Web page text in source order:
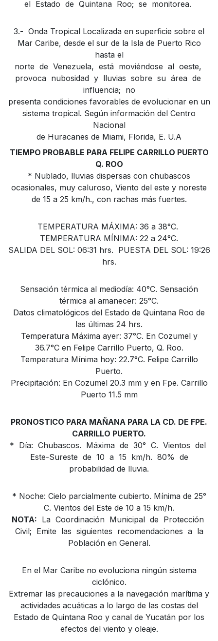
el Estado de Quintana Roo; se monitorea.
3.- Onda Tropical Localizada en superficie sobre el
Mar Caribe, desde el sur de la Isla de Puerto Rico
hasta el
norte de Venezuela, está moviéndose al oeste,
provoca nubosidad y lluvias sobre su área de
influencia; no
presenta condiciones favorables de evolucionar en un
sistema tropical. Según información del Centro
Nacional
de Huracanes de Miami, Florida, E. U.A
TIEMPO PROBABLE PARA FELIPE CARRILLO PUERTO
Q. ROO
* Nublado, lluvias dispersas con chubascos
ocasionales, muy caluroso, Viento del este y noreste
de 15 a 25 km/h., con rachas más fuertes.
TEMPERATURA MÁXIMA: 36 a 38°C.
TEMPERATURA MÍNIMA: 22 a 24°C.
SALIDA DEL SOL: 06:31 hrs. PUESTA DEL SOL: 19:26
hrs.
Sensación térmica al mediodía: 40°C. Sensación
térmica al amanecer: 25°C.
Datos climatológicos del Estado de Quintana Roo de
las últimas 24 hrs.
Temperatura Máxima ayer: 37°C. En Cozumel y
36.7°C en Felipe Carrillo Puerto, Q. Roo.
Temperatura Mínima hoy: 22.7°C. Felipe Carrillo
Puerto.
Precipitación: En Cozumel 20.3 mm y en Fpe. Carrillo
Puerto 11.5 mm
PRONOSTICO PARA MAÑANA PARA LA CD. DE FPE.
CARRILLO PUERTO.
* Día: Chubascos. Máxima de 30° C. Vientos del
Este-Sureste de 10 a 15 km/h. 80% de
probabilidad de lluvia.
* Noche: Cielo parcialmente cubierto. Mínima de 25°
C. Vientos del Este de 10 a 15 km/h.
NOTA: La Coordinación Municipal de Protección
Civil; Emite las siguientes recomendaciones a la
Población en General.
En el Mar Caribe no evoluciona ningún sistema
ciclónico.
Extremar las precauciones a la navegación marítima y
actividades acuáticas a lo largo de las costas del
Estado de Quintana Roo y canal de Yucatán por los
efectos del viento y oleaje.